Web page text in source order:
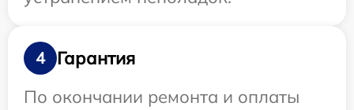
4
Гарантия
По окончании ремонта и оплаты